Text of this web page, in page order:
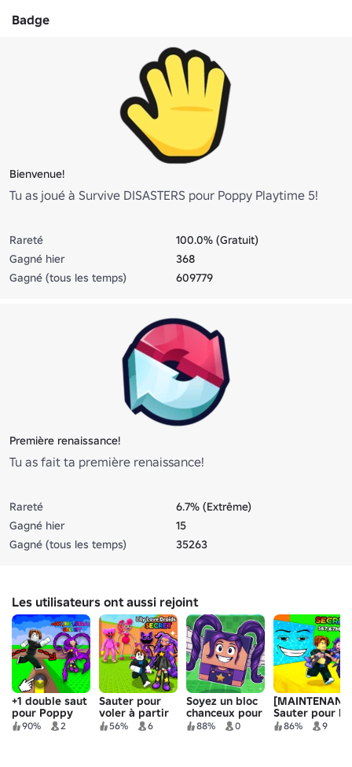
Badge
Bienvenue!
Tu as joué à Survive DISASTERS pour Poppy Playtime 5!
Rareté
100.0% (Gratuit)
Gagné hier
368
Gagné (tous les temps)
609779
Première renaissance!
Tu as fait ta première renaissance!
Rareté
6.7% (Extrême)
Gagné hier
15
Gagné (tous les temps)
35263
Les utilisateurs ont aussi rejoint
+1 double saut
pour Poppy
Playtime 5!
90% 2
Sauter pour
voler à partir
de Poppy
56% 6
Soyez un bloc
chanceux pour
Poppy
88% 0
Sauter pour le
temps de jeu
86% 9